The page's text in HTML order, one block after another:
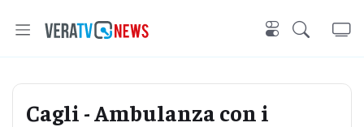
Cagli - Ambulanza con i